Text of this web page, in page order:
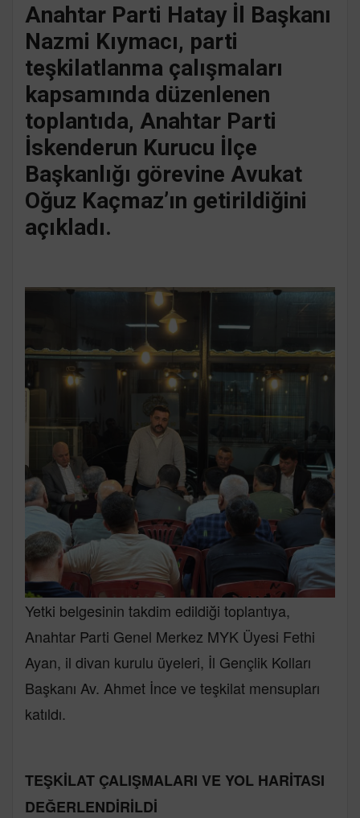
Anahtar Parti Hatay İl Başkanı
Nazmi Kıymacı, parti
teşkilatlanma çalışmaları
kapsamında düzenlenen
toplantıda, Anahtar Parti
İskenderun Kurucu İlçe
Başkanlığı görevine Avukat
Oğuz Kaçmaz’ın getirildiğini
açıkladı.
Yetki belgesinin takdim edildiği toplantıya,
Anahtar Parti Genel Merkez MYK Üyesi Fethi
Ayan, il divan kurulu üyeleri, İl Gençlik Kolları
Başkanı Av. Ahmet İnce ve teşkilat mensupları
katıldı.
TEŞKİLAT ÇALIŞMALARI VE YOL HARİTASI
DEĞERLENDİRİLDİ